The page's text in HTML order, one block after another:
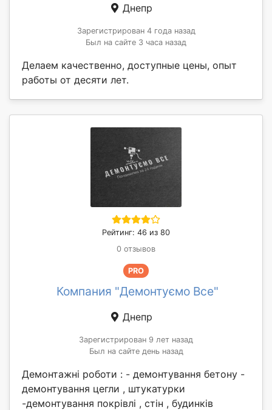
Днепр
Зарегистрирован 4 года назад
Был на сайте 3 часа назад
Делаем качественно, доступные цены, опыт
работы от десяти лет.
Рейтинг: 46 из 80
0 отзывов
PRO
Компания "Демонтуємо Все"
Днепр
Зарегистрирован 9 лет назад
Был на сайте день назад
Демонтажні роботи : - демонтування бетону -
демонтування цегли , штукатурки
-демонтування покрівлі , стін , будинків